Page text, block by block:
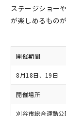
ステージショー
が楽しめるもの
開催期間
8月18日、19日
開催場所
刈谷市総合運動公